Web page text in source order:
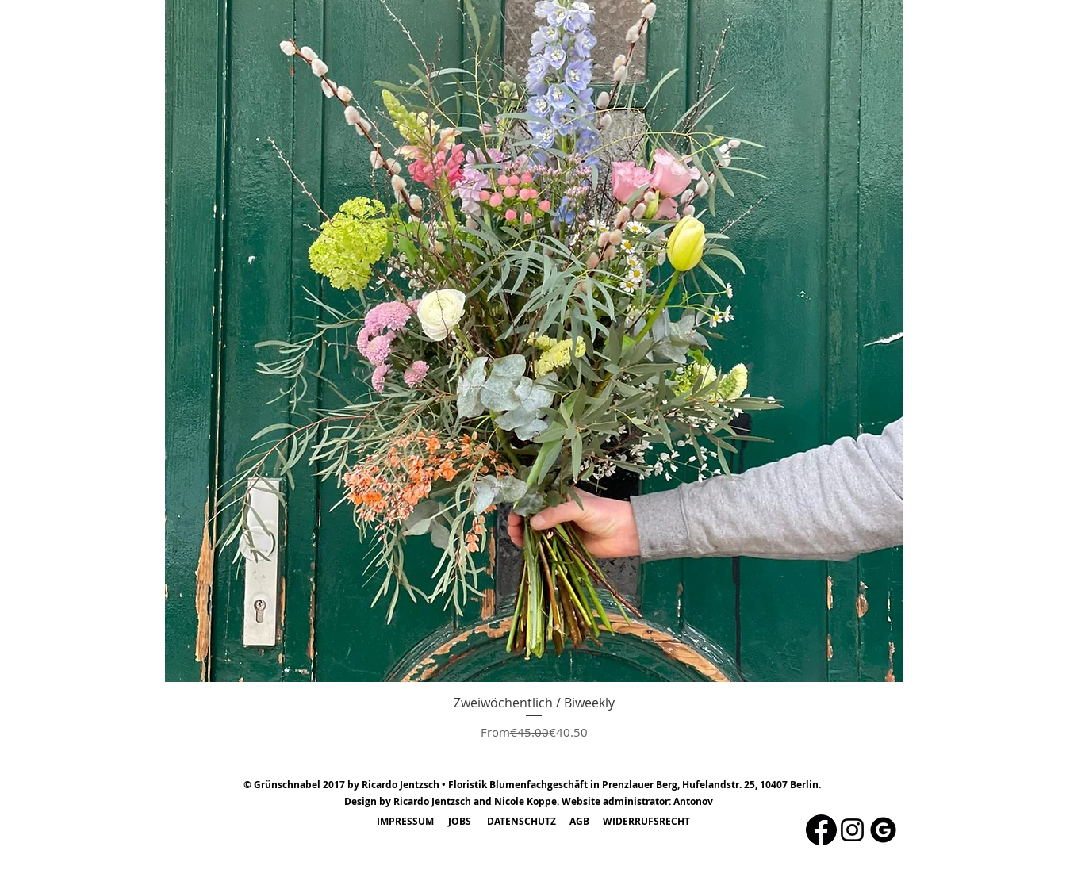
Zweiwöchentlich / Biweekly
From
Regular Price
€45.00€40.50
Sale Price
© Grünschnabel 2017 by Ricardo Jentzsch • Floristik Blumenfachgeschäft in Prenzlauer Berg, Hufelandstr. 25, 10407 Berlin.
Design by Ricardo Jentzsch and Nicole Koppe. Website administrator: Antonov
IMPRESSUM
JOBS DATENSCHUTZ AGB WIDERRUFSRECHT